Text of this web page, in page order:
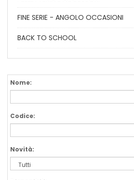
FINE SERIE - ANGOLO OCCASIONI
BACK TO SCHOOL
Nome:
Codice:
Novità: